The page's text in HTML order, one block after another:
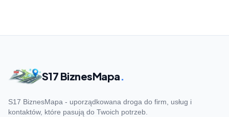
S17 BiznesMapa.
S17 BiznesMapa - uporządkowana droga do firm, usług i
kontaktów, które pasują do Twoich potrzeb.